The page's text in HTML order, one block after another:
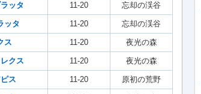
ッタ 11-20 忘却の渓谷
ッタ 11-20 忘却の渓谷
ス 11-20 夜光の森
クス 11-20 夜光の森
ス 11-20 原初の荒野